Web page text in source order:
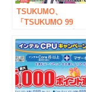
TSUKUMO、
「TSUKUMO 99
のポップアップスト
アを秋葉原と大阪に
て期間限定オープン